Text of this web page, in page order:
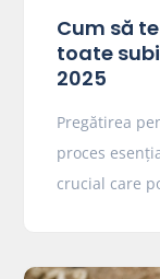
Cum să
toate
2025
Pregătirea
proces
crucial care